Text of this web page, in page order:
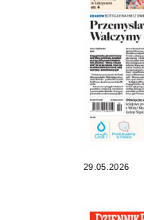
29.05.2026